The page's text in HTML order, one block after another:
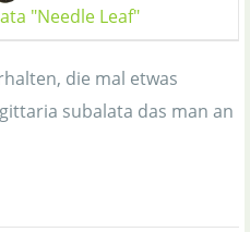
"Needle Leaf"
die mal etwas
subalata das man an